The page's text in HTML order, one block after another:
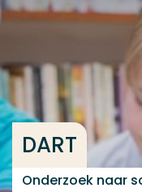
Ga direct naar de
... > Projectfeiten
DART
Onderzoek naar
Veel gezocht
Opleiding
Contact